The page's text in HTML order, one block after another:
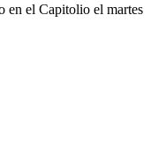
en el Capitolio el martes